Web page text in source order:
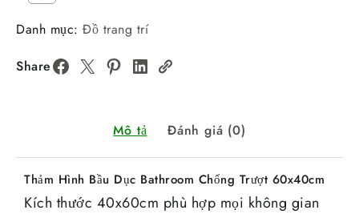
Danh mục: Đồ trang trí
Share
Mô tả Đánh giá (0)
Thảm Hình Bầu Dục Bathroom Chống Trượt 60x40cm
Kích thước 40x60cm phù hợp mọi không gian